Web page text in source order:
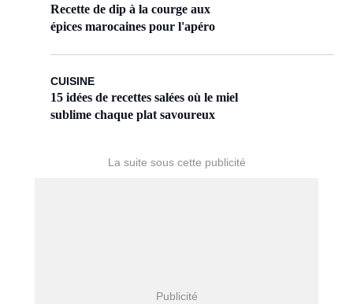
Recette de dip à la courge aux
épices marocaines pour l'apéro
CUISINE
15 idées de recettes salées où le miel
sublime chaque plat savoureux